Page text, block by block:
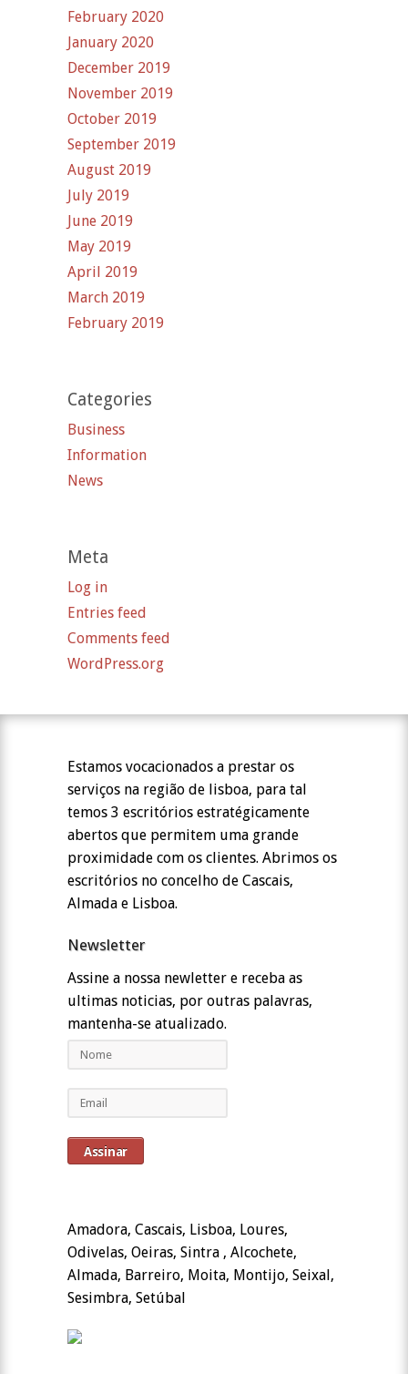
February 2020
January 2020
December 2019
November 2019
October 2019
September 2019
August 2019
July 2019
June 2019
May 2019
April 2019
March 2019
February 2019
Categories
Business
Information
News
Meta
Log in
Entries feed
Comments feed
WordPress.org
Estamos vocacionados a prestar os
serviços na região de lisboa, para tal
temos 3 escritórios estratégicamente
abertos que permitem uma grande
proximidade com os clientes. Abrimos os
escritórios no concelho de Cascais,
Almada e Lisboa.
Newsletter
Assine a nossa newletter e receba as
ultimas noticias, por outras palavras,
mantenha-se atualizado.
Amadora, Cascais, Lisboa, Loures,
Odivelas, Oeiras, Sintra , Alcochete,
Almada, Barreiro, Moita, Montijo, Seixal,
Sesimbra, Setúbal